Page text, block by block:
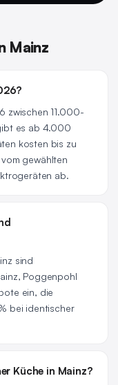
Mainz
zwischen 11.000-
es ab 4.000
kosten bis zu
gewählten
ab.
sind
Poggenpohl
ein, die
bei identischer
Küche in Mainz?